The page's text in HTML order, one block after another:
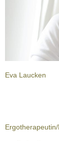
Eva Laucken